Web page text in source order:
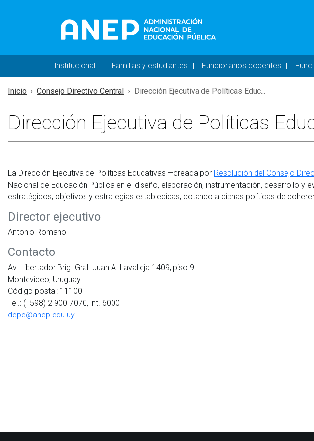
Navegación principal - DESKTOP
Institucional Familias y estudiantes Funcionarios docentes
Inicio Consejo Directivo Central Dirección Ejecutiva de Políticas Educ...
Dirección Ejecutiva de Políticas
La Dirección Ejecutiva de Políticas Educativas —creada por Resolución del Consejo
Nacional de Educación Pública en el diseño, elaboración, instrumentación, desarrollo
estratégicos, objetivos y estrategias establecidas, dotando a dichas políticas de
Director ejecutivo
Antonio Romano
Contacto
Av. Libertador Brig. Gral. Juan A. Lavalleja 1409, piso 9
Montevideo, Uruguay
Código postal: 11100
Tel.: (+598) 2 900 7070, int. 6000
depe@anep.edu.uy